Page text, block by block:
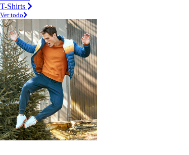
T-Shirts
Ver todo